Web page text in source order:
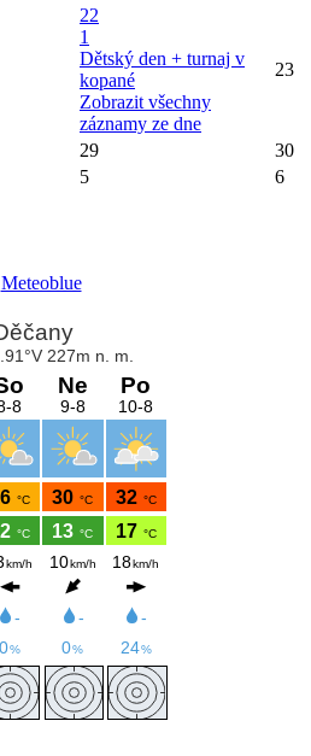
22
1
Dětský den + turnaj v
kopané
Zobrazit všechny
záznamy ze dne
23
29
30
5 6
Meteoblue